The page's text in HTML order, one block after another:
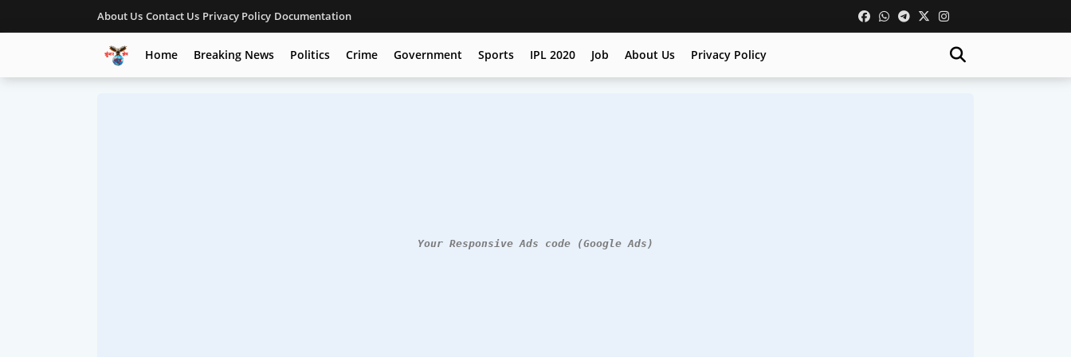
About Us Contact Us Privacy Policy Documentation
Home Breaking News Politics Crime Government Sports IPL 2020 Job About Us Privacy Policy
Your Responsive Ads code (Google Ads)